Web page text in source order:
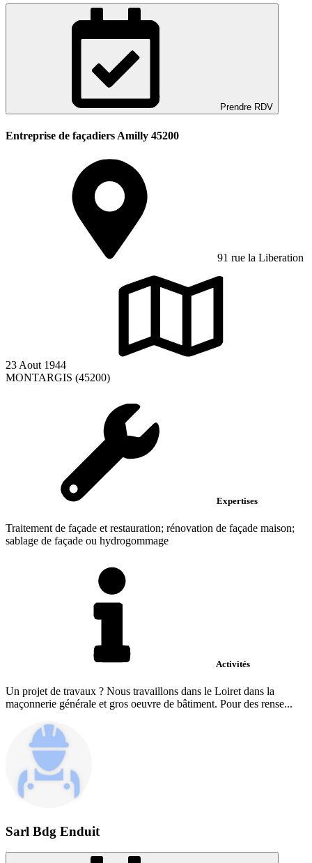
Prendre RDV
Entreprise de façadiers Amilly 45200
91 rue la Liberation
23 Aout 1944
MONTARGIS (45200)
Expertises
Traitement de façade et restauration; rénovation de façade maison;
sablage de façade ou hydrogommage
Activités
Un projet de travaux ? Nous travaillons dans le Loiret dans la
maçonnerie générale et gros oeuvre de bâtiment. Pour des rense...
Sarl Bdg Enduit